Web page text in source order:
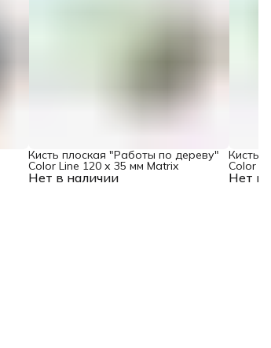
Нет в наличии
Кисть плоская "Работы по дереву"
Color Line 120 х 35 мм Matrix
Нет в
Кисть
Color